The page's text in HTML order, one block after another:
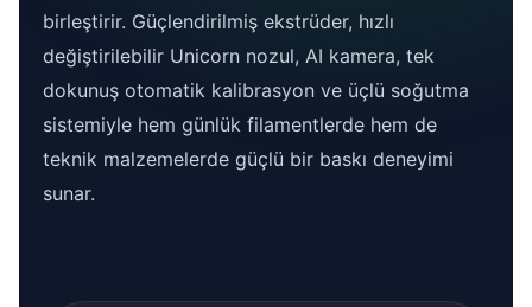
birleştirir. Güçlendirilmiş ekstrüder, hızlı
değiştirilebilir Unicorn nozul, AI kamera, tek
dokunuş otomatik kalibrasyon ve üçlü soğutma
sistemiyle hem günlük filamentlerde hem de
teknik malzemelerde güçlü bir baskı deneyimi
sunar.